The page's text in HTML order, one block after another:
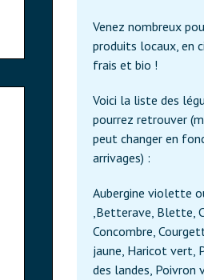
Venez nombreux
produits locaux, en
frais et bio !
Voici la liste des
pourrez retrouver
peut changer en
arrivages) :
Aubergine violette
,Betterave, Blette,
Concombre,
jaune, Haricot vert,
des landes, Poivron